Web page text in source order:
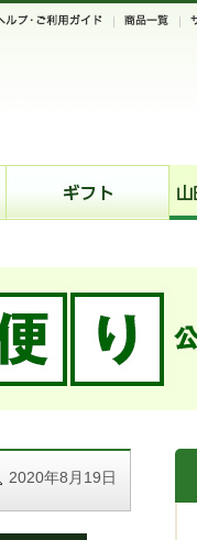
2020年8月19日